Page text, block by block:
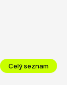
Celý seznam